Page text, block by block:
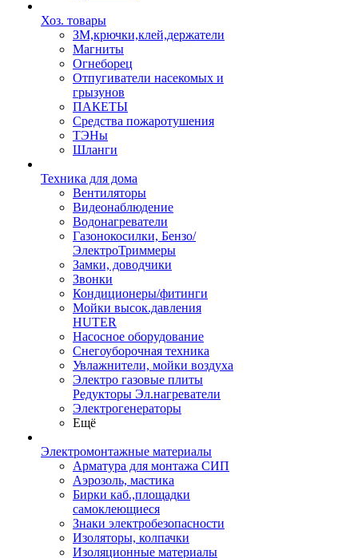
Хоз. товары
ЗМ,крючки,клей,держатели
Магниты
Огнеборец
Отпугиватели насекомых и
грызунов
ПАКЕТЫ
Средства пожаротушения
ТЭНы
Шланги
Техника для дома
Вентиляторы
Видеонаблюдение
Водонагреватели
Газонокосилки, Бензо/
ЭлектроТриммеры
Замки, доводчики
Звонки
Кондиционеры/фитинги
Мойки высок.давления
HUTER
Насосное оборудование
Снегоуборочная техника
Увлажнители, мойки воздуха
Электро газовые плиты
Редукторы Эл.нагреватели
Электрогенераторы
Ещё
Электромонтажные материалы
Арматура для монтажа СИП
Аэрозоль, мастика
Бирки каб.,площадки
самоклеющиеся
Знаки электробезопасности
Изоляторы, колпачки
Изоляционные материалы